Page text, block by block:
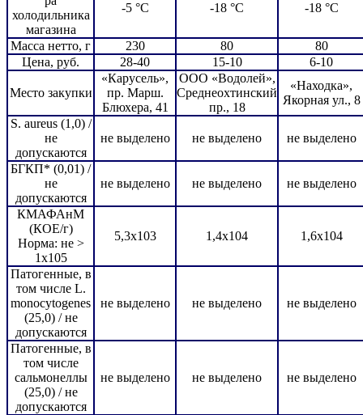
холодильника
магазина
-5 °C -18 °C -18 °C
Масса нетто, г 230 80
80
Цена, руб.
28-40 15-10 6-10
Место закупки
«Карусель»,
пр. Марш.
Блюхера, 41
ООО «Водолей»,
Среднеохтинский
пр., 18
«Находка»,
Якорная ул., 8
S. aureus (1,0) /
не
допускаются
не выделено не выделено не выделено
БГКП* (0,01) /
не
допускаются
не выделено не выделено не выделено
КМАФАнМ
(КОЕ/г)
Норма: не >
1х105
5,3х103 1,4х104 1,6х104
Патогенные, в
том числе L.
monocytogenes
(25,0) / не
допускаются
не выделено не выделено не выделено
Патогенные, в
том числе
сальмонеллы
(25,0) / не
допускаются
не выделено не выделено не выделено